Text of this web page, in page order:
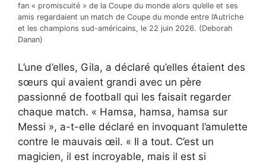
fan « promiscuité » de la Coupe du monde alors qu’elle et ses
amis regardaient un match de Coupe du monde entre l’Autriche
et les champions sud-américains, le 22 juin 2026. (Deborah
Danan)
L’une d’elles, Gila, a déclaré qu’elles étaient des
sœurs qui avaient grandi avec un père
passionné de football qui les faisait regarder
chaque match. « Hamsa, hamsa, hamsa sur
Messi », a-t-elle déclaré en invoquant l’amulette
contre le mauvais œil. « Il a tout. C’est un
magicien, il est incroyable, mais il est si